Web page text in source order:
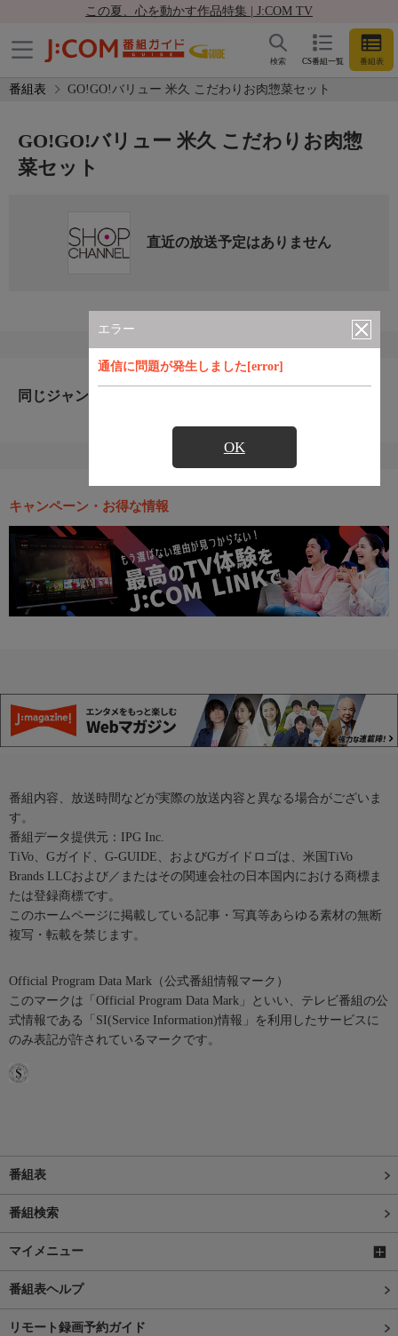
この夏、心を動かす作品特集 | J:COM TV
CS番組一覧 番組表
検索
番組表 GO!GO!バリュー 米久 こだわりお肉惣菜セット
エラー
通信に問題が発生しました[error]
OK
GO!GO!バリュー 米久 こだわりお肉惣
菜セット
直近の放送予定はありません
同じジャンルのおすすめ番組
キャンペーン・お得な情報
番組内容、放送時間などが実際の放送内容と異なる場合がございま
す。
番組データ提供元：IPG Inc.
TiVo、Gガイド、G-GUIDE、およびGガイドロゴは、米国TiVo
Brands LLCおよび／またはその関連会社の日本国内における商標ま
たは登録商標です。
このホームページに掲載している記事・写真等あらゆる素材の無断
複写・転載を禁じます。
Official Program Data Mark（公式番組情報マーク）
このマークは「Official Program Data Mark」といい、テレビ番組の公
式情報である「SI(Service Information)情報」を利用したサービスに
のみ表記が許されているマークです。
番組表
番組検索
マイメニュー
番組表ヘルプ
リモート録画予約ガイド